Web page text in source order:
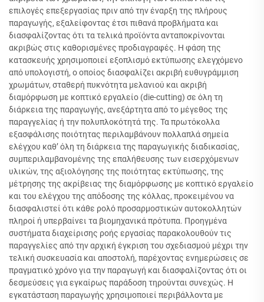
επιλογές επεξεργασίας πριν από την έναρξη της πλήρους
παραγωγής, εξαλείφοντας έτσι πιθανά προβλήματα και
διασφαλίζοντας ότι τα τελικά προϊόντα ανταποκρίνονται
ακριβώς στις καθορισμένες προδιαγραφές. Η φάση της
κατασκευής χρησιμοποιεί εξοπλισμό εκτύπωσης ελεγχόμενο
από υπολογιστή, ο οποίος διασφαλίζει ακριβή ευθυγράμμιση
χρωμάτων, σταθερή πυκνότητα μελανιού και ακριβή
διαμόρφωση με κοπτικό εργαλείο (die-cutting) σε όλη τη
διάρκεια της παραγωγής, ανεξάρτητα από το μέγεθος της
παραγγελίας ή την πολυπλοκότητά της. Τα πρωτόκολλα
εξασφάλισης ποιότητας περιλαμβάνουν πολλαπλά σημεία
ελέγχου καθ’ όλη τη διάρκεια της παραγωγικής διαδικασίας,
συμπεριλαμβανομένης της επαλήθευσης των εισερχόμενων
υλικών, της αξιολόγησης της ποιότητας εκτύπωσης, της
μέτρησης της ακρίβειας της διαμόρφωσης με κοπτικό εργαλείο
και του ελέγχου της απόδοσης της κόλλας, προκειμένου να
διασφαλιστεί ότι κάθε ρολό προσαρμοστικών αυτοκολλητών
πληροί ή υπερβαίνει τα βιομηχανικά πρότυπα. Προηγμένα
συστήματα διαχείρισης ροής εργασίας παρακολουθούν τις
παραγγελίες από την αρχική έγκριση του σχεδιασμού μέχρι την
τελική συσκευασία και αποστολή, παρέχοντας ενημερώσεις σε
πραγματικό χρόνο για την παραγωγή και διασφαλίζοντας ότι οι
δεσμεύσεις για εγκαίρως παράδοση τηρούνται συνεχώς. Η
εγκατάσταση παραγωγής χρησιμοποιεί περιβάλλοντα με